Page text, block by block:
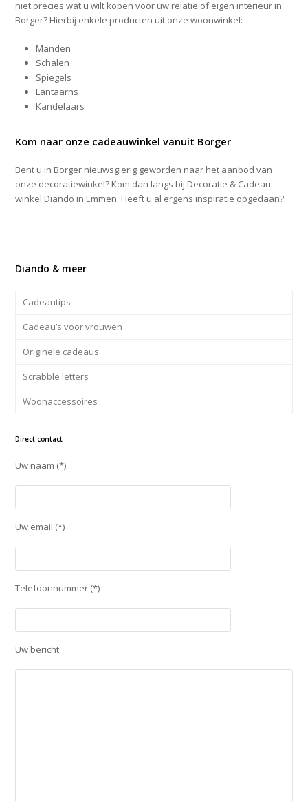
niet precies wat u wilt kopen voor uw relatie of eigen interieur in
Borger? Hierbij enkele producten uit onze woonwinkel:
Manden
Schalen
Spiegels
Lantaarns
Kandelaars
Kom naar onze cadeauwinkel vanuit Borger
Bent u in Borger nieuwsgierig geworden naar het aanbod van
onze decoratiewinkel? Kom dan langs bij Decoratie & Cadeau
winkel Diando in Emmen. Heeft u al ergens inspiratie opgedaan?
Diando & meer
Cadeautips
Cadeau’s voor vrouwen
Originele cadeaus
Scrabble letters
Woonaccessoires
Direct contact
Uw naam (*)
Uw email (*)
Telefoonnummer (*)
Uw bericht